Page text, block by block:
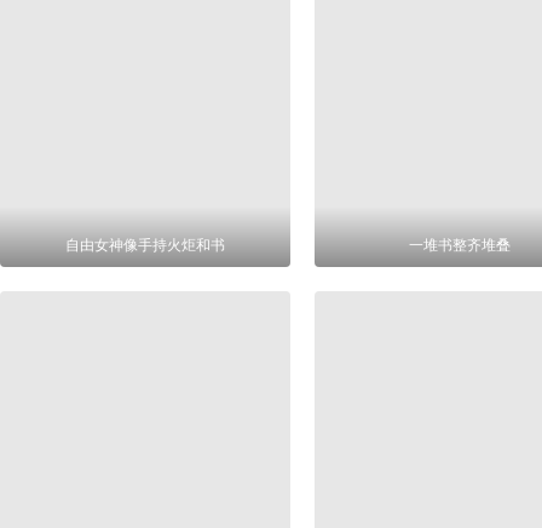
自由女神像手持火炬和书 一堆书整齐堆叠